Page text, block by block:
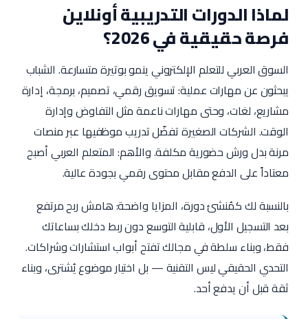
لماذا الدورات التدريبية أونلاين
فرصة حقيقية في 2026؟
السوق العربي للتعلم الإلكتروني ينمو بوتيرة متسارعة. الشباب
يبحثون عن مهارات عملية: تسويق رقمي، تصميم، برمجة، إدارة
مشاريع، لغات، وحتى مهارات ناعمة مثل التفاوض وإدارة
الوقت. الشركات الصغيرة تفضّل تدريب موظفيها عبر منصات
مرنة بدل ورش حضورية مكلفة. والأهم: المتعلم العربي أصبح
معتاداً على الدفع مقابل محتوى رقمي بجودة عالية.
بالنسبة لك كمُنشئ دورة، المزايا واضحة: هامش ربح مرتفع
بعد التسجيل الأول، قابلية التوسع دون ربط دخلك بساعاتك
فقط، وبناء سلطة في مجالك تفتح أبواب استشارات وشراكات.
التحدي الحقيقي ليس التقنية — بل اختيار موضوع يُشترى، وبناء
ثقة قبل أن يدفع أحد.